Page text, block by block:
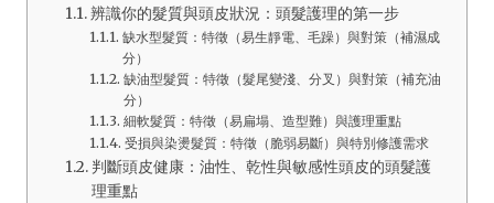
辨識你的髮質與頭皮狀況：頭髮護理的第一步
缺水型髮質：特徵（易生靜電、毛躁）與對策（補濕成
分）
缺油型髮質：特徵（髮尾變淺、分叉）與對策（補充油
分）
細軟髮質：特徵（易扁塌、造型難）與護理重點
受損與染燙髮質：特徵（脆弱易斷）與特別修護需求
判斷頭皮健康：油性、乾性與敏感性頭皮的頭髮護
理重點